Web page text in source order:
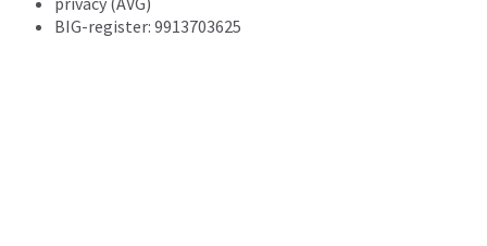
BIG-register: 9913703625